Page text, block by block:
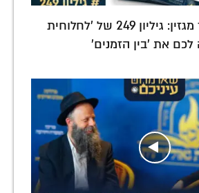
הרבה יותר מעוד מגזין: גיליון 249 של 'לחלוחית
את 'בין הזמנים'